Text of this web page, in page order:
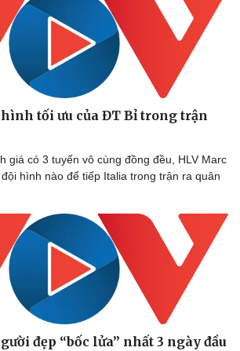
hình tối ưu của ĐT Bỉ trong trận
giá có 3 tuyến vô cùng đồng đều, HLV Marc
hình nào để tiếp Italia trong trận ra quân
đẹp “bốc lửa” nhất 3 ngày đầu